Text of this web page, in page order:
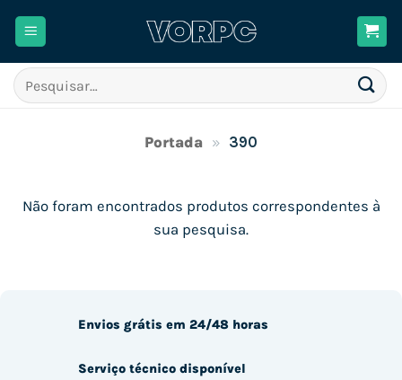
Pesquisar
por:
Portada » 390
Não foram encontrados produtos correspondentes à
sua pesquisa.
Envios grátis em 24/48 horas
Serviço técnico disponível